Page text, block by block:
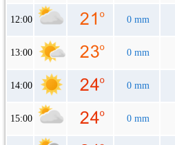
12:00 0 mm
13:00 0 mm
14:00 0 mm
15:00 0 mm